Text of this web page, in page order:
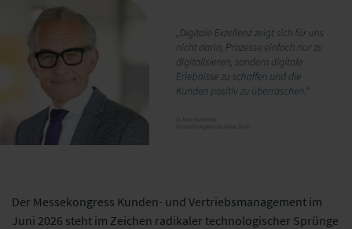
Der Messekongress Kunden- und Vertriebsmanagement im
Juni 2026 steht im Zeichen radikaler technologischer Sprünge